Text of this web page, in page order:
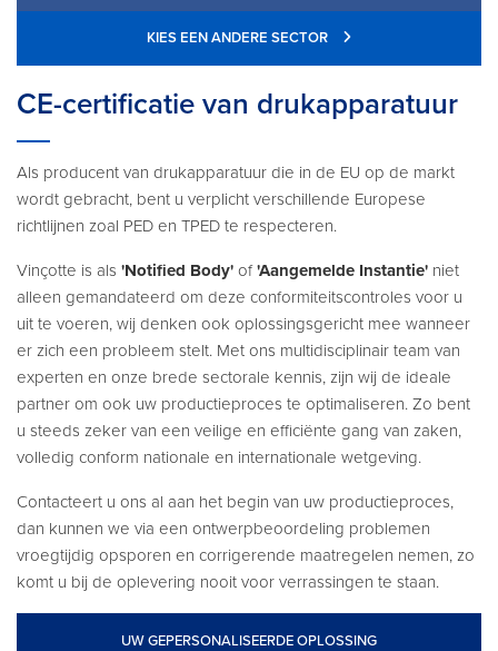
KIES EEN ANDERE SECTOR
CE-certificatie van drukapparatuur
Als producent van drukapparatuur die in de EU op de markt
wordt gebracht, bent u verplicht verschillende Europese
richtlijnen zoal PED en TPED te respecteren.
Vinçotte is als 'Notified Body' of'Aangemelde Instantie' niet
alleen gemandateerd om deze conformiteitscontroles voor u
uit te voeren, wij denken ook oplossingsgericht mee wanneer
er zich een probleem stelt. Met ons multidisciplinair team van
experten en onze brede sectorale kennis, zijn wij de ideale
partner om ook uw productieproces te optimaliseren. Zo bent
u steeds zeker van een veilige en efficiënte gang van zaken,
volledig conform nationale en internationale wetgeving.
Contacteert u ons al aan het begin van uw productieproces,
dan kunnen we via een ontwerpbeoordeling problemen
vroegtijdig opsporen en corrigerende maatregelen nemen, zo
komt u bij de oplevering nooit voor verrassingen te staan.
UW GEPERSONALISEERDE OPLOSSING